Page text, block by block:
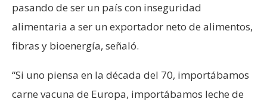
pasando de ser un país con inseguridad
alimentaria a ser un exportador neto de alimentos,
fibras y bioenergía, señaló.
“Si uno piensa en la década del 70, importábamos
carne vacuna de Europa, importábamos leche de